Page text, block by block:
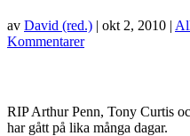
av David (red.) | okt 2, 2010 |
Kommentarer
RIP Arthur Penn, Tony Curtis
har gått på lika många dagar.